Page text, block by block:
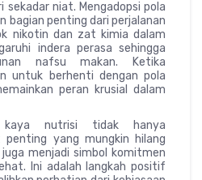
niat. Mengadopsi pola
bagian penting dari perjalanan
nikotin dan zat kimia dalam
indera perasa sehingga
nafsu makan. Ketika
untuk berhenti dengan pola
peran krusial dalam
nutrisi tidak hanya
yang mungkin hilang
menjadi simbol komitmen
Ini adalah langkah positif